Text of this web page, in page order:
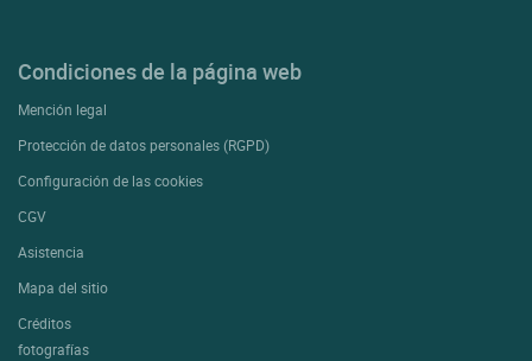
Condiciones de la página web
Mención legal
Protección de datos personales (RGPD)
Configuración de las cookies
CGV
Asistencia
Mapa del sitio
Créditos
fotografías